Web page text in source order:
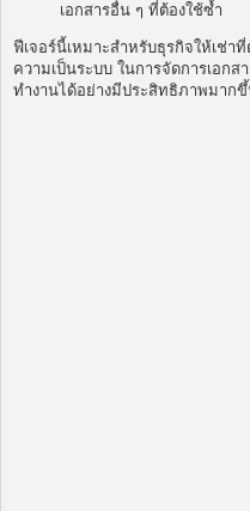
เอกสารอื่น ๆ ที่ต้องใช้ซ้ำ
ฟีเจอร์นี้เหมาะสำหรับธุรกิจให้เช่า
ความเป็นระบบ ในการจัดการเอก
ทำงานได้อย่างมีประสิทธิภาพมาก